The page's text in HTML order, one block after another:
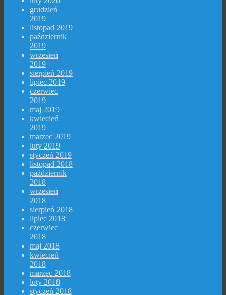
grudzień
2019
listopad 2019
październik
2019
wrzesień
2019
sierpień 2019
lipiec 2019
czerwiec
2019
maj 2019
kwiecień
2019
marzec 2019
luty 2019
styczeń 2019
listopad 2018
październik
2018
wrzesień
2018
sierpień 2018
lipiec 2018
czerwiec
2018
maj 2018
kwiecień
2018
marzec 2018
luty 2018
styczeń 2018